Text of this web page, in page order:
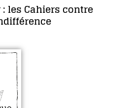
les Cahiers contre